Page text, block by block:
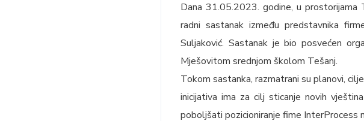
Dana 31.05.2023. godine, u prostorijama
radni sastanak između predstavnika
Suljaković. Sastanak je bio posvećen
Mješovitom srednjom školom Tešanj.
Tokom sastanka, razmatrani su planovi,
inicijativa ima za cilj sticanje novih
poboljšati pozicioniranje fime InterProcess